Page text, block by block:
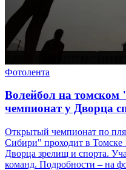
Фотолента
Волейбол на
чемпионат у Дворца
Открытый чемпионат по
Сибири" проходит в Томске
Дворца зрелищ и спорта.
команд. Подробности – на